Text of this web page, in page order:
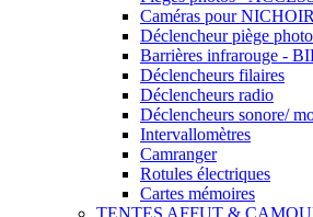
Caméras pour NICHOIR
Déclencheur piège
Barrières infrarouge -
Déclencheurs filaires
Déclencheurs radio
Déclencheurs sonore/
Intervallomètres
Camranger
Rotules électriques
Cartes mémoires
TENTES AFFUT &